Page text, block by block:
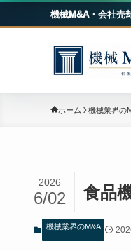
機械M&A・会社売
ホーム 機械業界の
食品
2026
6/02
機械業界のM&A